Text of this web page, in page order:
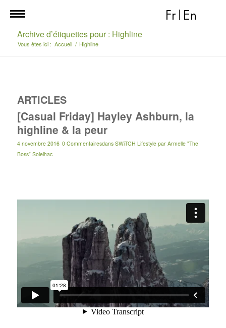
Fr En
Archive d’étiquettes pour : Highline
Vous êtes ici : Accueil / Highline
ARTICLES
[Casual Friday] Hayley Ashburn, la
highline & la peur
4 novembre 2016 0 Commentairesdans SWiTCH Lifestyle par Armelle "The
Boss" Solelhac